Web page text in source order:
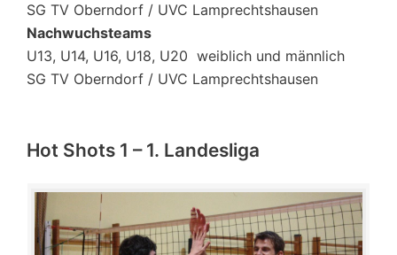
SG TV Oberndorf / UVC Lamprechtshausen
Nachwuchsteams
U13, U14, U16, U18, U20 weiblich und männlich
SG TV Oberndorf / UVC Lamprechtshausen
Hot Shots 1 – 1. Landesliga